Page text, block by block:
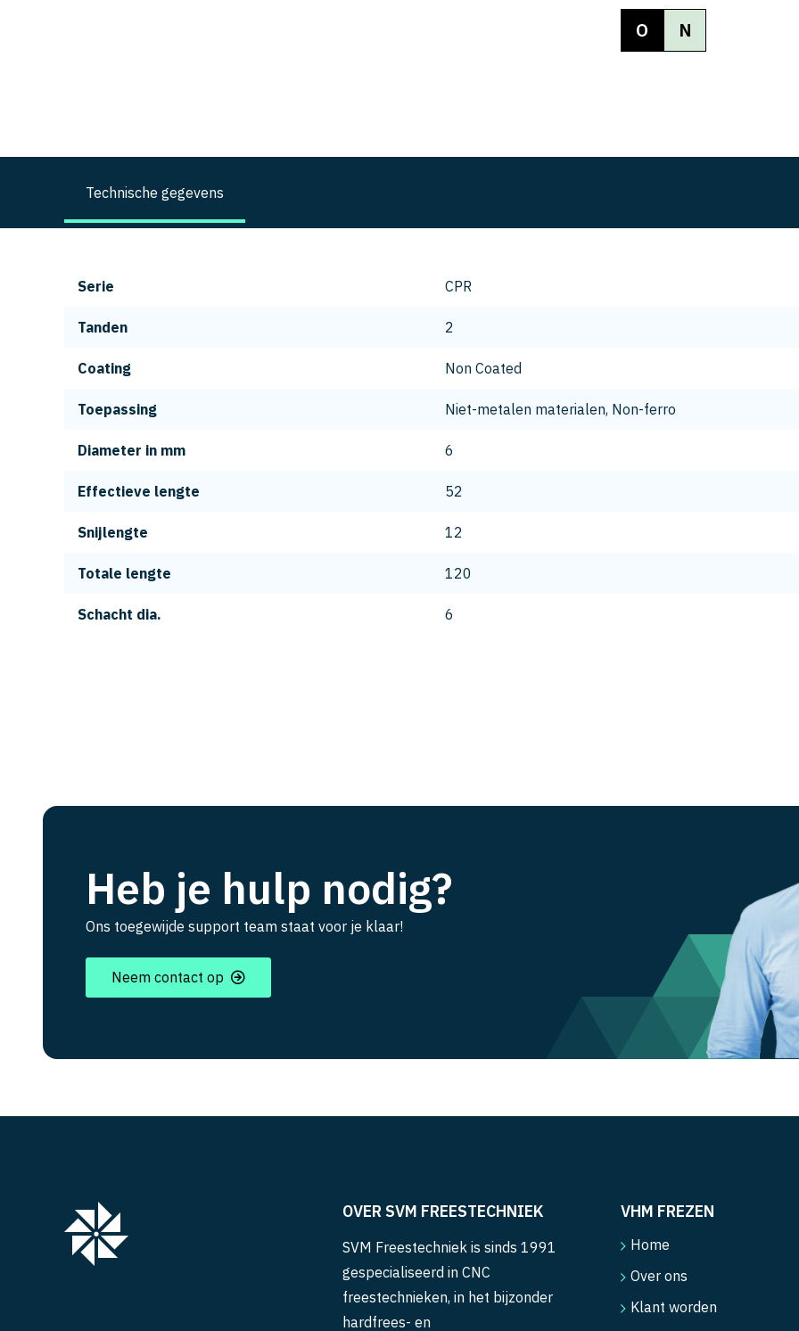
O N
Technische gegevens
Serie CPR
Tanden 2
Coating Non Coated
Toepassing Niet-metalen materialen, Non-ferro
Diameter in mm 6
Effectieve lengte 52
Snijlengte 12
Totale lengte 120
Schacht dia. 6
Heb je hulp nodig?
Ons toegewijde support team staat voor je klaar!
Neem contact op
OVER SVM FREESTECHNIEK
SVM Freestechniek is sinds 1991
gespecialiseerd in CNC
freestechnieken, in het bijzonder
hardfrees- en
VHM FREZEN
Home
Over ons
Klant worden